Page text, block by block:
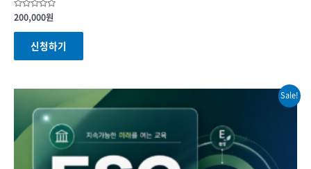
Rated
0
out
200,000원
신청하기
Sale!